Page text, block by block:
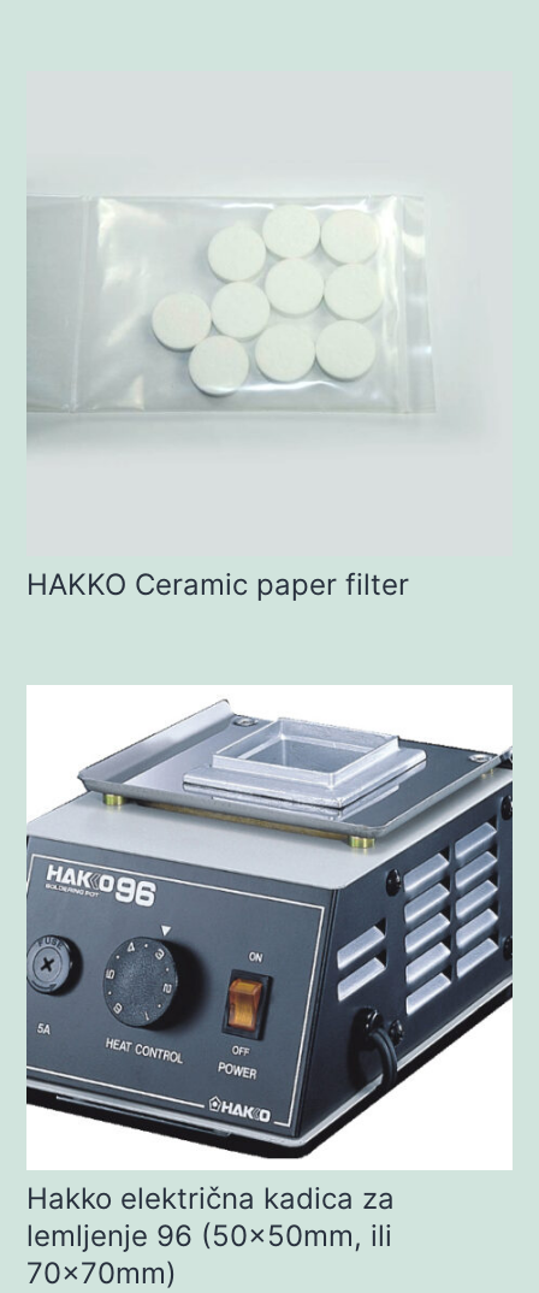
HAKKO Ceramic paper filter
Hakko električna kadica za
lemljenje 96 (50x50mm, ili
70x70mm)